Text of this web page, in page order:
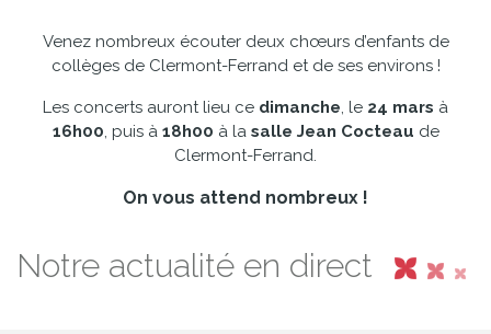
Venez nombreux écouter deux chœurs d’enfants de
collèges de Clermont-Ferrand et de ses environs !
Les concerts auront lieu ce dimanche, le 24 mars à
16h00, puis à 18h00 à lasalle Jean Cocteau de
Clermont-Ferrand.
On vous attend nombreux !
Notre actualité en direct